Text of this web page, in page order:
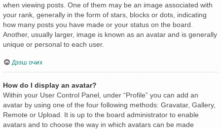
when viewing posts. One of them may be an image associated with
your rank, generally in the form of stars, blocks or dots, indicating
how many posts you have made or your status on the board.
Another, usually larger, image is known as an avatar and is generally
unique or personal to each user.
Дээш очих
How do I display an avatar?
Within your User Control Panel, under “Profile” you can add an
avatar by using one of the four following methods: Gravatar, Gallery,
Remote or Upload. It is up to the board administrator to enable
avatars and to choose the way in which avatars can be made